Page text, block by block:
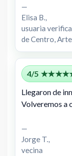
—
Elisa B.,
usuaria
de Centro,
4/5
Llegaron de
Volveremos a
—
Jorge T.,
vecina